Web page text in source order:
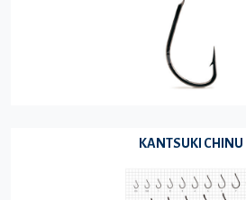
KANTSUKI CHINU